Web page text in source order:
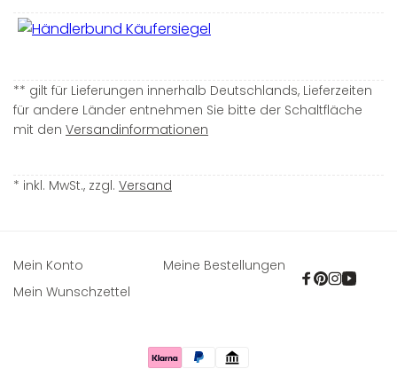
** gilt für Lieferungen innerhalb Deutschlands, Lieferzeiten
für andere Länder entnehmen Sie bitte der Schaltfläche
mit den Versandinformationen
* inkl. MwSt., zzgl. Versand
Mein Konto
Meine Bestellungen
Mein Wunschzettel
Facebook
Pinterest